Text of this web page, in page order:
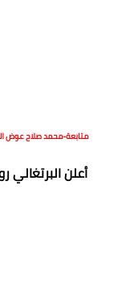
متابعة-محمد صلاح عوض
أعلن